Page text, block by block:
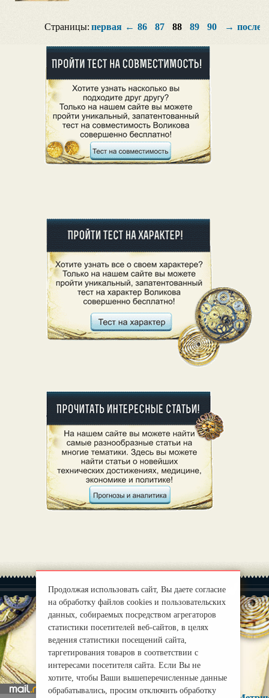
Страницы: первая ← 86 87 88 89 90 →
О нас |
mirprognoz@mail.ru
Продолжая использовать сайт, Вы даете согласие
на обработку файлов cookies и пользовательских
данных, собираемых посредством агрегаторов
статистики посетителей веб-сайтов, в целях
ведения статистики посещений сайта,
таргетирования товаров в соответствии с
интересами посетителя сайта. Если Вы не
хотите, чтобы Ваши вышеперечисленные данные
обрабатывались, просим отключить обработку